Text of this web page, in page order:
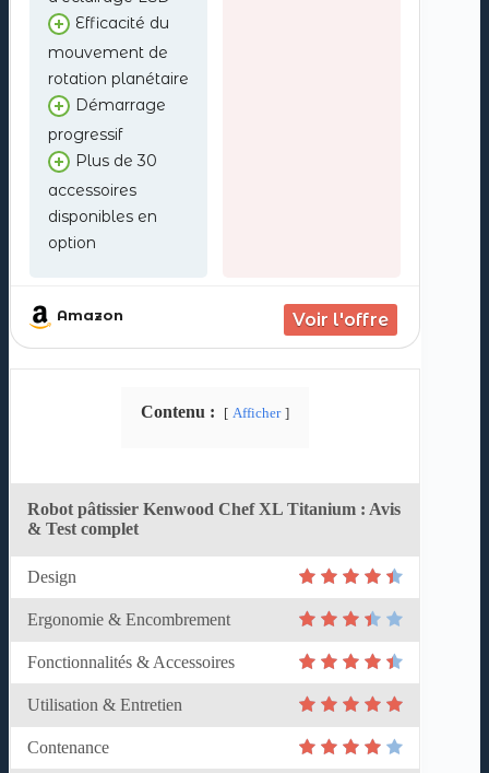
Efficacité du
mouvement de
rotation planétaire
Démarrage
progressif
Plus de 30
accessoires
disponibles en
option
Amazon
Contenu : Afficher
Robot pâtissier Kenwood Chef XL Titanium : Avis
& Test complet
Design
Ergonomie & Encombrement
Fonctionnalités & Accessoires
Utilisation & Entretien
Contenance